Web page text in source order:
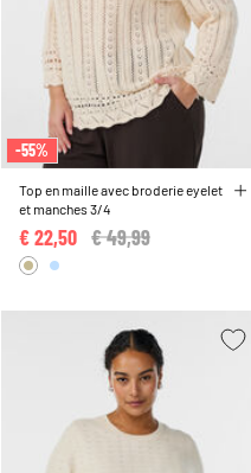
-55%
Top en maille avec broderie eyelet
et manches 3/4
Price reduced from
€ 49,99
€ 22,50